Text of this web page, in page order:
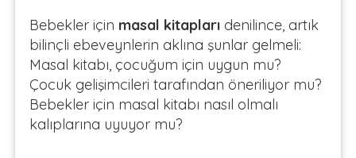
Bebekler için masal kitapları denilince, artık
bilinçli ebeveynlerin aklına şunlar gelmeli:
Masal kitabı, çocuğum için uygun mu?
Çocuk gelişimcileri tarafından öneriliyor mu?
Bebekler için masal kitabı nasıl olmalı
kalıplarına uyuyor mu?